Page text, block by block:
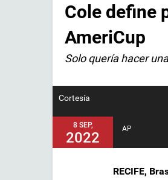
Cole define
AmeriCup
Solo quería hacer
Cortesía
8 SEP,
2022
AP
RECIFE,